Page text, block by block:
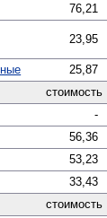
76,21
23,95
25,87
стоимость
-
56,36
53,23
33,43
стоимость